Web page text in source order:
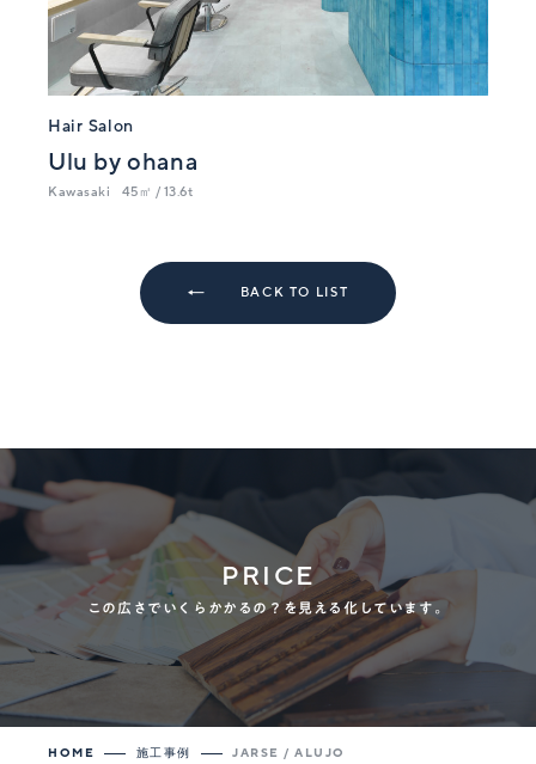
Hair Salon
Ulu by ohana
Kawasaki 45㎡ / 13.6t
BACK TO LIST
PRICE
この広さでいくらかかるの？を見える化しています。
HOME 施工事例 JARSE / ALUJO